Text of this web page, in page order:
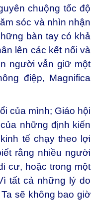
chuộng tốc độ
sóc và nhìn nhận
bàn tay có khả
lên các kết nối và
người vẫn giữ một
điệp, Magnifica
của mình; Giáo hội
những định kiến
tế chạy theo lợi
rằng nhiều người
cư, hoặc trong một
tất cả những lý do
sẽ không bao giờ